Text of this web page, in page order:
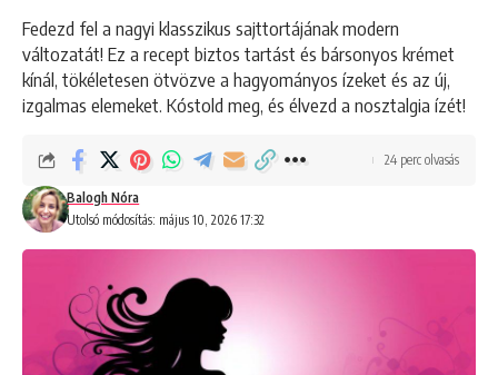
Fedezd fel a nagyi klasszikus sajttortájának modern
változatát! Ez a recept biztos tartást és bársonyos krémet
kínál, tökéletesen ötvözve a hagyományos ízeket és az új,
izgalmas elemeket. Kóstold meg, és élvezd a nosztalgia ízét!
Utolsó módosítás: május 10, 2026 17:32
Balogh Nóra
24 perc olvasás